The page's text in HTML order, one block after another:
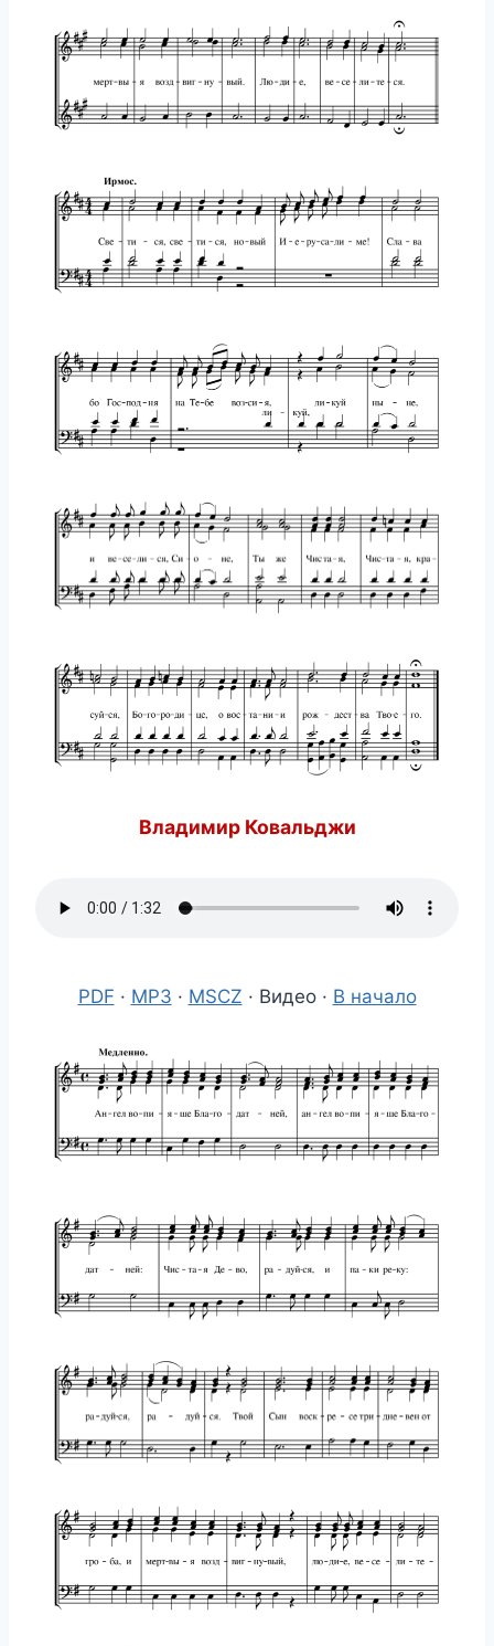
Владимир Ковальджи
PDF · MP3 · MSCZ · Видео · В начало